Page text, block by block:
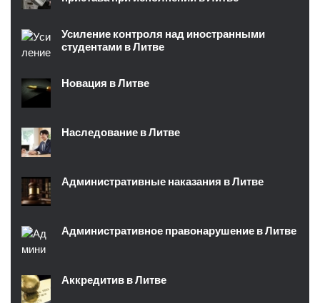
Усиление контроля над иностранными
студентами в Литве
Новация в Литве
Наследование в Литве
Административные наказания в Литве
Административное правонарушение в Литве
Аккредитив в Литве